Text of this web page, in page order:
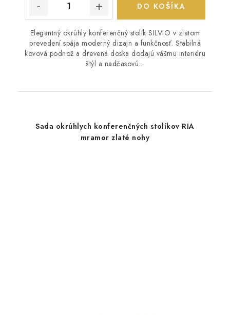
DO KOŠÍKA
Elegantný okrúhly konferenčný stolík SILVIO v zlatom
prevedení spája moderný dizajn a funkčnosť. Stabilná
kovová podnož a drevená doska dodajú vášmu interiéru
štýl a nadčasovú...
Sada okrúhlych konferenčných stolíkov RIA
mramor zlaté nohy